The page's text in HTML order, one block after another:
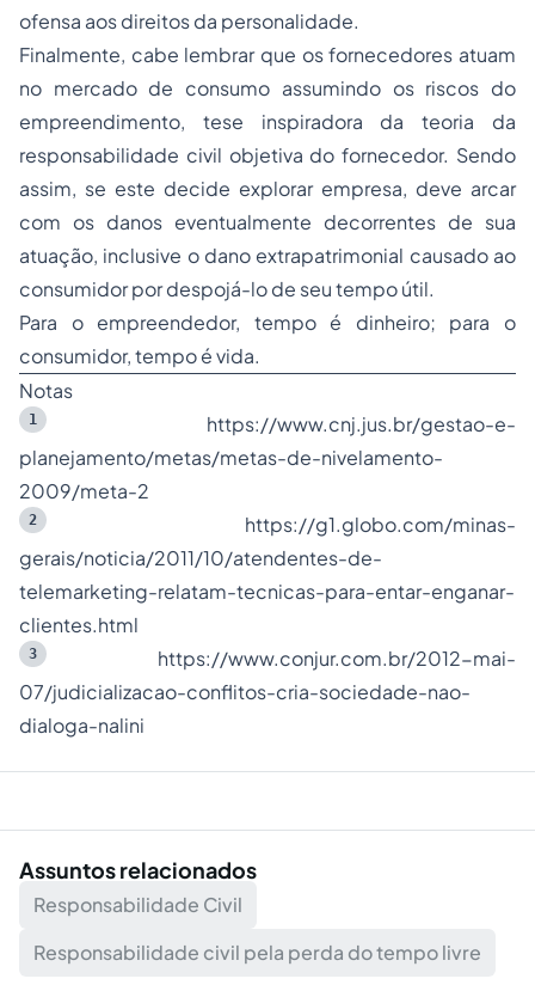
ofensa aos direitos da personalidade.
Finalmente, cabe lembrar que os fornecedores atuam
no mercado de consumo assumindo os riscos do
empreendimento, tese inspiradora da teoria da
responsabilidade civil objetiva do fornecedor. Sendo
assim, se este decide explorar empresa, deve arcar
com os danos eventualmente decorrentes de sua
atuação, inclusive o dano extrapatrimonial causado ao
consumidor por despojá-lo de seu tempo útil.
Para o empreendedor, tempo é dinheiro; para o
consumidor, tempo é vida.
Notas
1
https://www.cnj.jus.br/gestao-e-
planejamento/metas/metas-de-nivelamento-
2009/meta-2
2
https://g1.globo.com/minas-
gerais/noticia/2011/10/atendentes-de-
telemarketing-relatam-tecnicas-para-entar-enganar-
clientes.html
3
https://www.conjur.com.br/2012-mai-
07/judicializacao-conflitos-cria-sociedade-nao-
dialoga-nalini
Assuntos relacionados
Responsabilidade Civil
Responsabilidade civil pela perda do tempo livre